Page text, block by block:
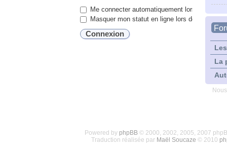
La
Me connecter automatiquement lors de
Masquer mon statut en ligne lors de cette
Powered by phpBB© 2000, 2002, 2005, 2007
Traduction réalisée par Maël Soucaze © 2010